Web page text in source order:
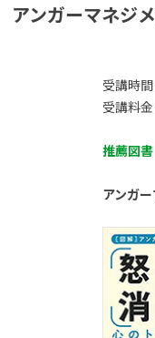
アンガーマネジ
受講時
受講料
推薦図書
アンガ